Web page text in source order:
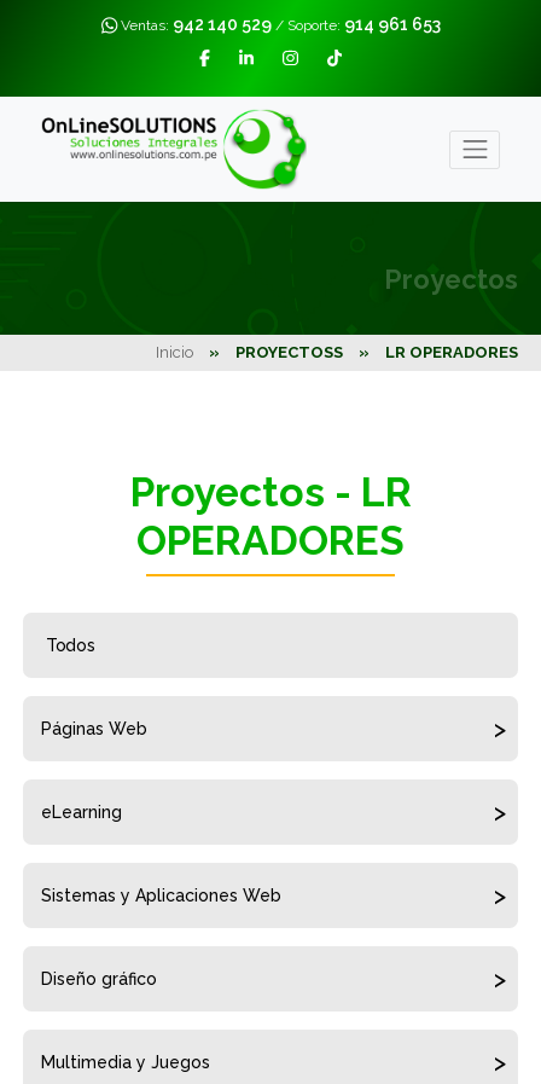
Ventas: 942 140 529/ Soporte: 914 961 653
Proyectos
Inicio » PROYECTOSS » LR OPERADORES
Proyectos - LR
OPERADORES
Todos
Páginas Web
eLearning
Sistemas y Aplicaciones Web
Diseño gráfico
Multimedia y Juegos